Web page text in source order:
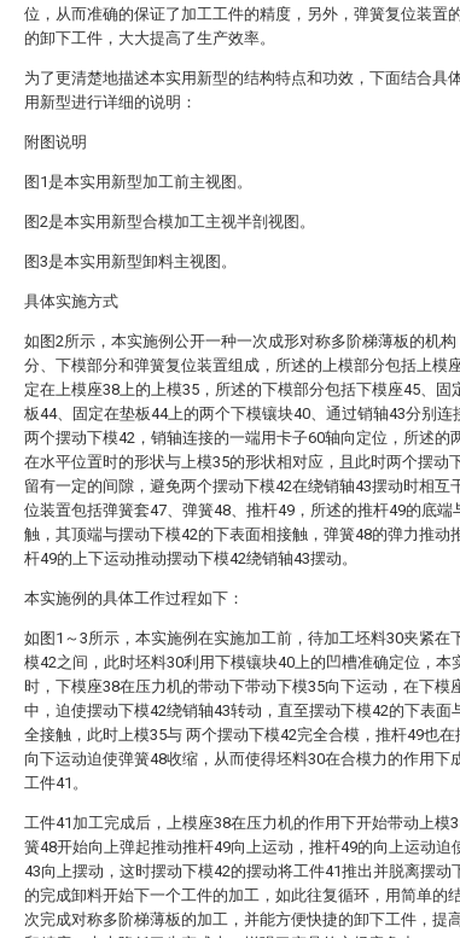
位，从而准确的保证了加工工件的精度，另外，弹簧复位装置
的卸下工件，大大提高了生产效率。
为了更清楚地描述本实用新型的结构特点和功效，下面结合具
用新型进行详细的说明：
附图说明
图1是本实用新型加工前主视图。
图2是本实用新型合模加工主视半剖视图。
图3是本实用新型卸料主视图。
具体实施方式
如图2所示，本实施例公开一种一次成形对称多阶梯薄板的机
分、下模部分和弹簧复位装置组成，所述的上模部分包括上模
定在上模座38上的上模35，所述的下模部分包括下模座45、固
板44、固定在垫板44上的两个下模镶块40、通过销轴43分别连
两个摆动下模42，销轴连接的一端用卡子60轴向定位，所述的
在水平位置时的形状与上模35的形状相对应，且此时两个摆动
留有一定的间隙，避免两个摆动下模42在绕销轴43摆动时相互
位装置包括弹簧套47、弹簧48、推杆49，所述的推杆49的底端
触，其顶端与摆动下模42的下表面相接触，弹簧48的弹力推动
杆49的上下运动推动摆动下模42绕销轴43摆动。
本实施例的具体工作过程如下：
如图1～3所示，本实施例在实施加工前，待加工坯料30夹紧在
模42之间，此时坯料30利用下模镶块40上的凹槽准确定位，本
时，下模座38在压力机的带动下带动下模35向下运动，在下模
中，迫使摆动下模42绕销轴43转动，直至摆动下模42的下表面
全接触，此时上模35与 两个摆动下模42完全合模，推杆49也
向下运动迫使弹簧48收缩，从而使得坯料30在合模力的作用下
工件41。
工件41加工完成后，上模座38在压力机的作用下开始带动上模
簧48开始向上弹起推动推杆49向上运动，推杆49的向上运动迫
43向上摆动，这时摆动下模42的摆动将工件41推出并脱离摆动
的完成卸料开始下一个工件的加工，如此往复循环，用简单的
次完成对称多阶梯薄板的加工，并能方便快捷的卸下工件，提